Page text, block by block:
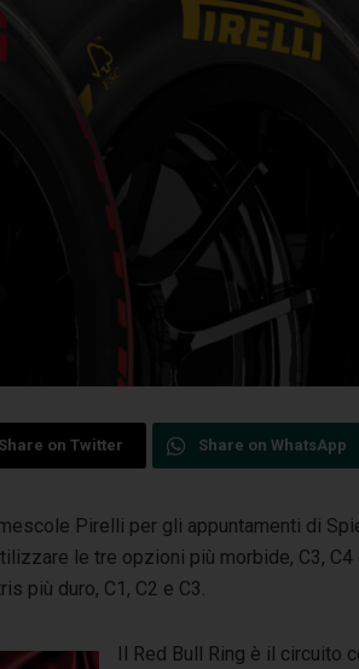
Share on Twitter Share on WhatsApp
Pirelli per gli appuntamenti di
le tre opzioni più morbide, C3,
più duro, C1, C2 e C3.
Il Red Bull Ring è il circuito